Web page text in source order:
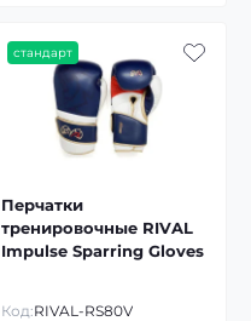
стандарт
Перчатки
тренировочные RIVAL
Impulse Sparring Gloves
Код:RIVAL-RS80V